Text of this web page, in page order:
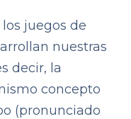
juegos de
nuestras
decir, la
concepto
(pronunciado